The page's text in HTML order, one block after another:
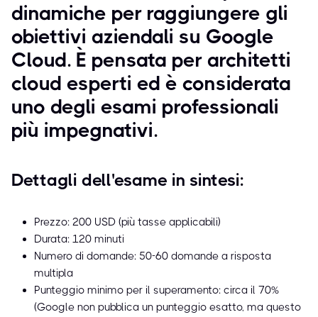
dinamiche per raggiungere gli
obiettivi aziendali su Google
Cloud. È pensata per architetti
cloud esperti ed è considerata
uno degli esami professionali
più impegnativi.
Dettagli dell'esame in sintesi:
Prezzo: 200 USD (più tasse applicabili)
Durata: 120 minuti
Numero di domande: 50-60 domande a risposta
multipla
Punteggio minimo per il superamento: circa il 70%
(Google non pubblica un punteggio esatto, ma questo